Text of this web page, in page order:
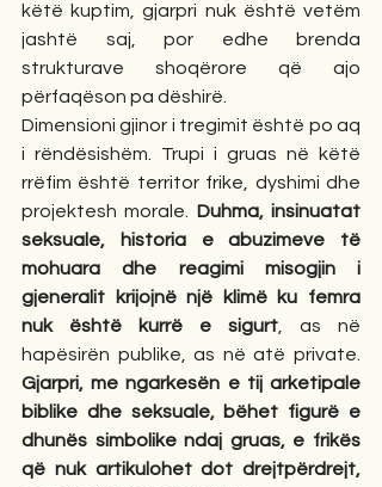
këtë kuptim, gjarpri nuk është vetëm
jashtë saj, por edhe brenda
strukturave shoqërore që ajo
përfaqëson pa dëshirë.
Dimensioni gjinor i tregimit është po aq
i rëndësishëm. Trupi i gruas në këtë
rrëfim është territor frike, dyshimi dhe
projektesh morale. Duhma, insinuatat
seksuale, historia e abuzimeve të
mohuara dhe reagimi misogjin i
gjeneralit krijojnë një klimë ku femra
nuk është kurrë e sigurt , as në
Gjarpri, me ngarkesën e tij arketipale
biblike dhe seksuale, bëhet figurë e
dhunës simbolike ndaj gruas, e frikës
që nuk artikulohet dot drejtpërdrejt,